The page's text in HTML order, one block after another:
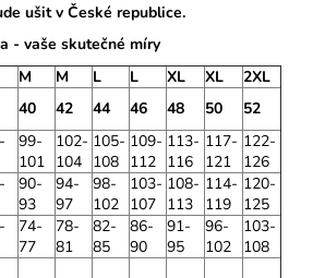
ušit v České republice.
- vaše skutečné míry
M M L L XL XL
2XL
40 42 44 46 48 50
52
99-
101
102-
104
105-
108
109-
112
113-
116
117-
121
122-
126
90-
93
94-
97
98-
102
103-
107
108-
113
114-
119
120-
125
74-
77
78-
81
82-
85
86-
90
91-
95
96-
102
103-
108